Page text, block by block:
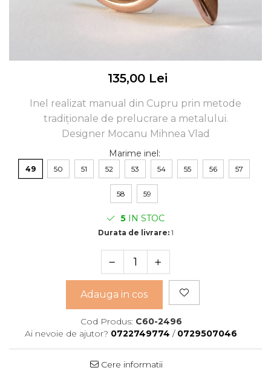
135,00 Lei
Inel realizat manual din Cupru prin metode
tradiționale de prelucrare a metalului.
Designer Mocanu Mihnea Vlad
Marime inel:
49 50 51 52 53 54 55 56 57
58 59
5 IN STOC
Durata de livrare:1
Adauga in cos
Cod Produs: C60-2496
Ai nevoie de ajutor? 0722749774 / 0729507046
Cere informatii